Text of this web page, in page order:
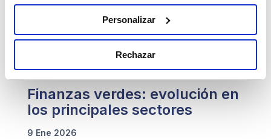
Personalizar
Rechazar
financiación de proyectos de sostenibilidad.
Finanzas verdes: evolución en
los principales sectores
9 Ene 2026